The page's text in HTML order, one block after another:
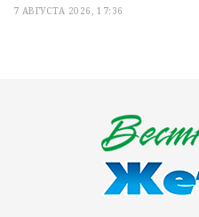
7 АВГУСТА 2026, 17:36